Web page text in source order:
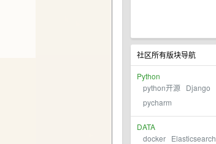
社区所有版块导航
Python
python开源 Django
pycharm
DATA
docker Elasticsearch